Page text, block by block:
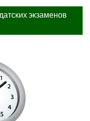
экзаменов